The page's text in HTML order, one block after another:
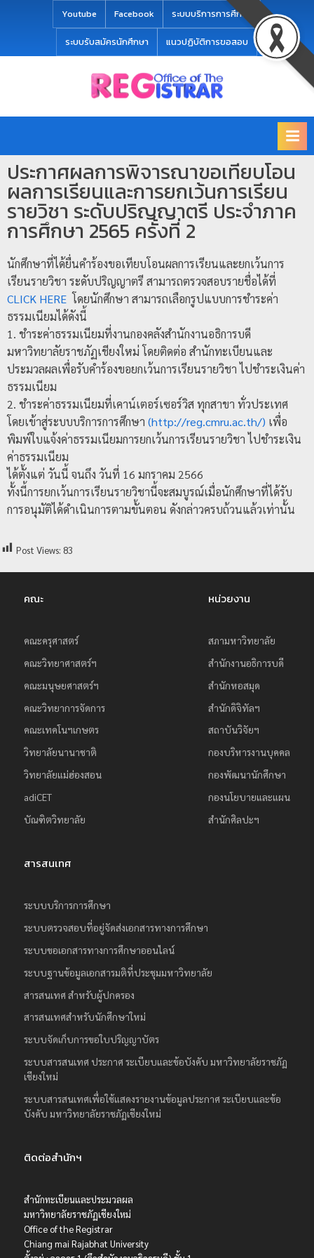
Youtube Facebook ระบบบริการการศึกษา
ระบบรับสมัครนักศึกษา แนวปฏิบัติการขอสอบ
นั
ท
ะ
เ
บี
แ
ป
ร
ะ
ว
ล
ผ
ม
ห
า
ย
ร
า
ช
ภั
ฏ
ชี
ย
ง
the
mai
Rajabhat
University
ประกาศผลการพิจารณาขอเทียบโอน
ผลการเรียนและการยกเว้นการเรียน
รายวิชา ระดับปริญญาตรี ประจำภาค
การศึกษา 2565 ครั้งที่ 2
นักศึกษาที่ได้ยื่นคำร้องขอเทียบโอนผลการเรียนและยกเว้นการ
เรียนรายวิชา ระดับปริญญาตรี สามารถตรวจสอบรายชื่อได้ที่
CLICK HERE โดยนักศึกษา สามารถเลือกรูปแบบการชำระค่า
ธรรมเนียมได้ดังนี้
1. ชำระค่าธรรมเนียมที่งานกองคลังสำนักงานอธิการบดี
มหาวิทยาลัยราชภัฏเชียงใหม่ โดยติดต่อ สำนักทะเบียนและ
ประมวลผลเพื่อรับคำร้องขอยกเว้นการเรียนรายวิชา ไปชำระเงินค่า
ธรรมเนียม
2. ชำระค่าธรรมเนียมที่เคาน์เตอร์เซอร์วิส ทุกสาขา ทั่วประเทศ
โดยเข้าสู่ระบบบริการการศึกษา (http://reg.cmru.ac.th/) เพื่อ
พิมพ์ใบแจ้งค่าธรรมเนียมการยกเว้นการเรียนรายวิชา ไปชำระเงิน
ค่าธรรมเนียม
ได้ตั้งแต่ วันนี้ จนถึง วันที่ 16 มกราคม 2566
ทั้งนี้การยกเว้นการเรียนรายวิชานี้จะสมบูรณ์เมื่อนักศึกษาที่ได้รับ
การอนุมัติได้ดำเนินการตามขั้นตอน ดังกล่าวครบถ้วนแล้วเท่านั้น
Post Views: 83
คณะ
คณะครุศาสตร์
คณะวิทยาศาสตร์ฯ
คณะมนุษยศาสตร์ฯ
คณะวิทยาการจัดการ
คณะเทคโนฯเกษตร
วิทยาลัยนานาชาติ
วิทยาลัยแม่ฮ่องสอน
adiCET
บัณฑิตวิทยาลัย
หน่วยงาน
สภามหาวิทยาลัย
สำนักงานอธิการบดี
สำนักหอสมุด
สำนักดิจิทัลฯ
สถาบันวิจัยฯ
กองบริหารงานบุคคล
กองพัฒนานักศึกษา
กองนโยบายและแผน
สำนักศิลปะฯ
สารสนเทศ
ระบบบริการการศึกษา
ระบบตรวจสอบที่อยู่จัดส่งเอกสารทางการศึกษา
ระบบขอเอกสารทางการศึกษาออนไลน์
ระบบฐานข้อมูลเอกสารมติที่ประชุมมหาวิทยาลัย
สารสนเทศ สำหรับผู้ปกครอง
สารสนเทศสำหรับนักศึกษาใหม่
ระบบจัดเก็บการขอใบปริญญาบัตร
ระบบสารสนเทศ ประกาศ ระเบียบและข้อบังคับ มหาวิทยาลัยราชภัฏ
เชียงใหม่
ระบบสารสนเทศเพื่อใช้แสดงรายงานข้อมูลประกาศ ระเบียบและข้อ
บังคับ มหาวิทยาลัยราชภัฏเชียงใหม่
ติดต่อสำนักฯ
สำนักทะเบียนและประมวลผล
มหาวิทยาลัยราชภัฏเชียงใหม่
Office of the Registrar
Chiang mai Rajabhat University
modal-check